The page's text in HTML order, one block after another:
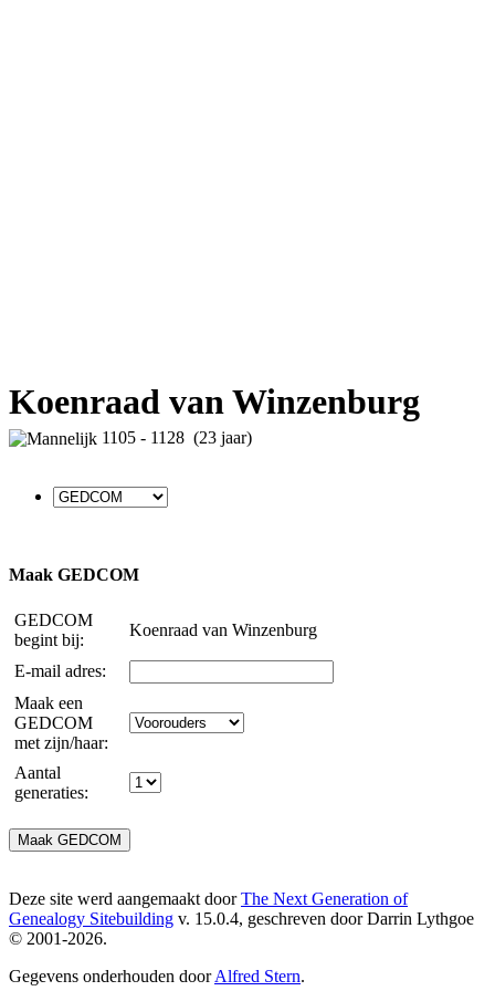
Koenraad van Winzenburg
1105 - 1128 (23 jaar)
Maak GEDCOM
GEDCOM
begint bij:
Koenraad van Winzenburg
E-mail adres:
Maak een
GEDCOM
met zijn/haar:
Aantal
generaties:
Deze site werd aangemaakt doorThe Next Generation of
Genealogy Sitebuilding v. 15.0.4, geschreven door Darrin Lythgoe
© 2001-2026.
Gegevens onderhouden doorAlfred Stern.